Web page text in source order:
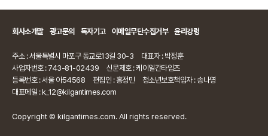
회사소개말 광고문의 독자기고 이메일무단수집거부 윤리강령
주소 : 서울특별시 마포구 동교로13길 30-3
대표자 : 박정훈
사업자번호 : 743-81-02439
신문제호 : 케이일간타임즈
등록번호 : 서울 아54568
편집인 : 홍정민
청소년보호책임자 : 송나영
대표메일 : k_12@kilgantimes.com
Copyright © kilgantimes.com. All rights reserved.